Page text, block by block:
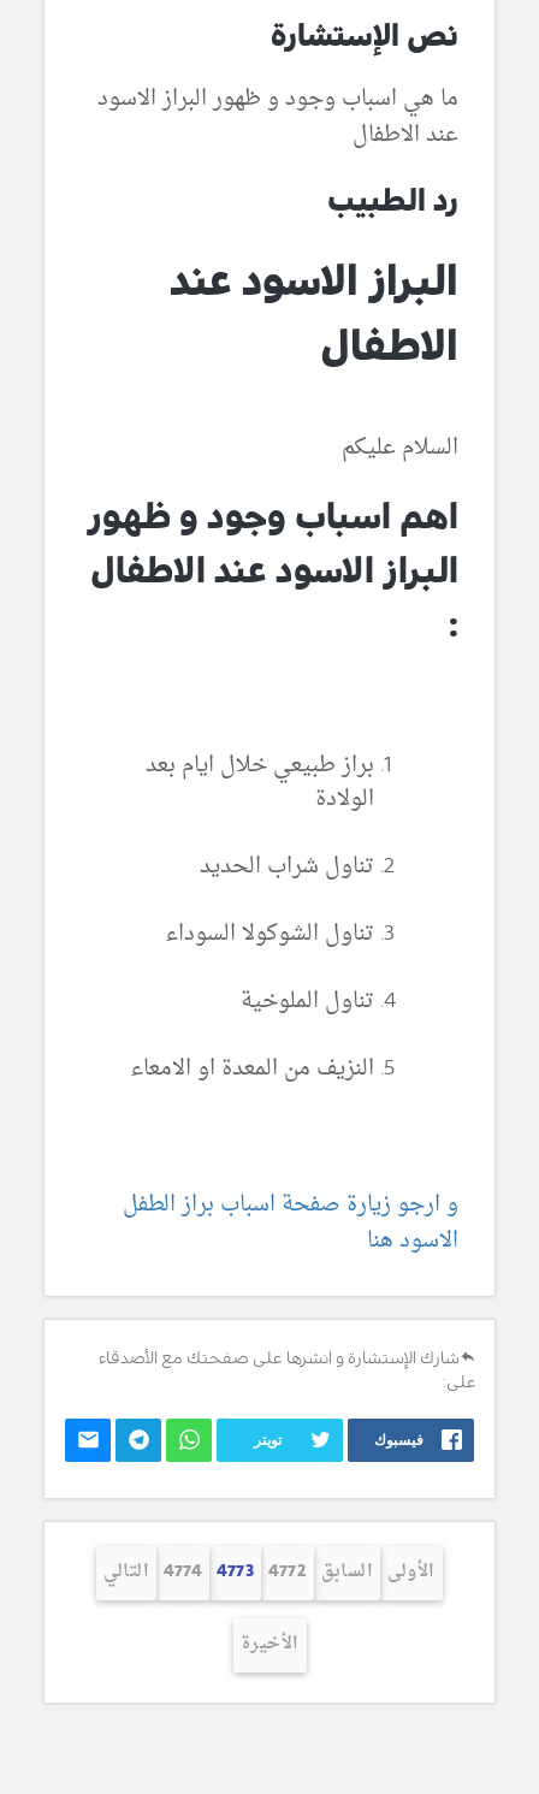
نص الإستشارة
ما هي اسباب وجود و ظهور البراز الاسود
عند الاطفال
رد الطبيب
البراز الاسود عند
الاطفال
السلام عليكم
اهم اسباب وجود و ظهور
البراز الاسود عند الاطفال
:
براز طبيعي خلال ايام بعد
الولادة
تناول شراب الحديد
تناول الشوكولا السوداء
تناول الملوخية
النزيف من المعدة او الامعاء
و ارجو زيارة صفحة اسباب براز الطفل
الاسود هنا
شارك الإستشارة و انشرها على صفحتك مع الأصدقاء
على:
فيسبوك تويتر
الأولى السابق 4772
4773
4774 التالي
الأخيرة